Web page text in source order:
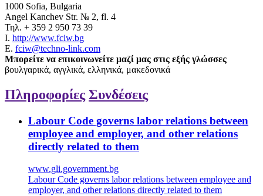
1000 Sofia, Bulgaria
Angel Kanchev Str. № 2, fl. 4
Τηλ. + 359 2 950 73 39
Ι. http://www.fciw.bg
E. fciw@techno-link.com
Μπορείτε να επικοινωνείτε μαζί μας στις εξής γλώσσες
βουλγαρικά, αγγλικά, ελληνικά, μακεδονικά
Πληροφορίες Συνδέσεις
Labour Code governs labor relations between
employee and employer, and other relations
directly related to them
www.gli.government.bg
Labour Code governs labor relations between employee and
employer, and other relations directly related to them